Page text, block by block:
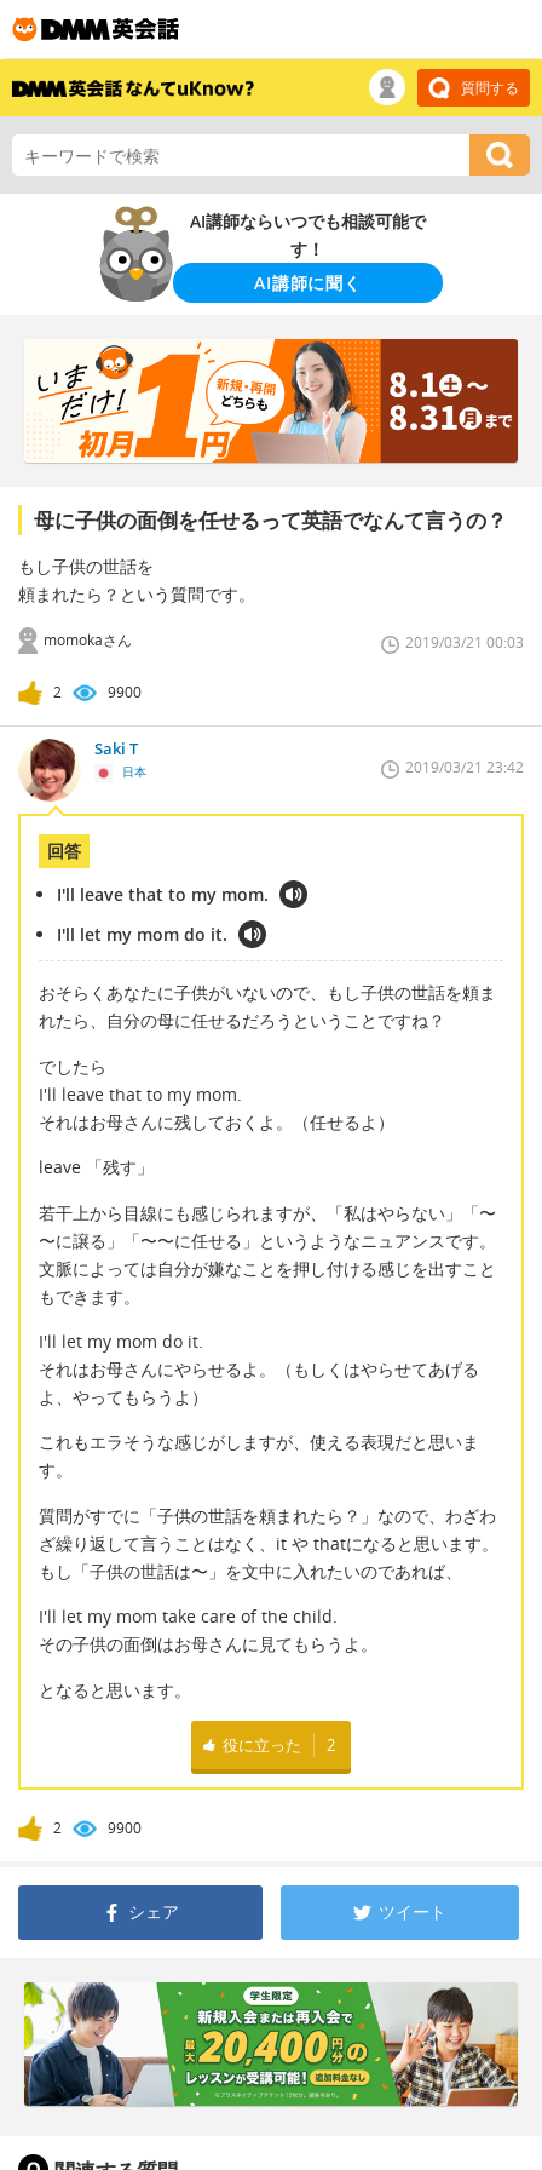
質問する
AI講師ならいつでも相談可能で
す！
AI講師に聞く
母に子供の面倒を任せるって英語でなんて言うの？
もし子供の世話を
頼まれたら？という質問です。
momokaさん 2019/03/21 00:03
2 9900
Saki T
日本 2019/03/21 23:42
回答
I'll leave that to my mom.
I'll let my mom do it.
おそらくあなたに子供がいないので、もし子供の世話を頼ま
れたら、自分の母に任せるだろうということですね？
でしたら
I'll leave that to my mom.
それはお母さんに残しておくよ。（任せるよ）
leave 「残す」
若干上から目線にも感じられますが、「私はやらない」「〜
〜に譲る」「〜〜に任せる」というようなニュアンスです。
文脈によっては自分が嫌なことを押し付ける感じを出すこと
もできます。
I'll let my mom do it.
それはお母さんにやらせるよ。（もしくはやらせてあげる
よ、やってもらうよ）
これもエラそうな感じがしますが、使える表現だと思いま
す。
質問がすでに「子供の世話を頼まれたら？」なので、わざわ
ざ繰り返して言うことはなく、it や thatになると思います。
もし「子供の世話は〜」を文中に入れたいのであれば、
I'll let my mom take care of the child.
その子供の面倒はお母さんに見てもらうよ。
となると思います。
役に立った 2
2 9900
シェア ツイート